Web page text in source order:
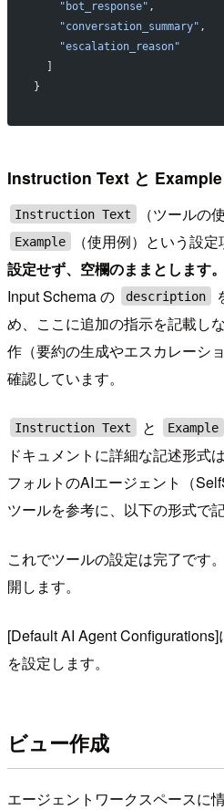
    "bot_response"
,
    "conversation_summary"
,
    "escalation_reason"
}
Instruction Text と Example
Instruction Text （ツールの
Example （使用例）という設
設定せず、空欄のままとします。
Input Schema の
description
め、ここに追加の指示を記載し
作（要約の生成やエスカレーシ
確認しています。
Instruction Text と Example
ドキュメントに詳細な記述形式
フォルトのAIエージェント（
ツールを参考に、以下の形式で
これでツールの設定は完了です
開します。
[Default AI Agent
を設定します。
ビュー作成
エージェントワークスペースに